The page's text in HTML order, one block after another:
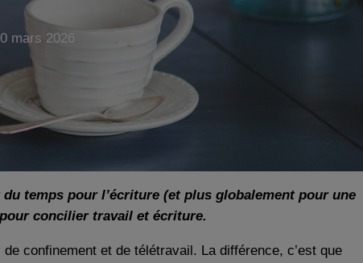
mars 2026
temps pour l’écriture (et plus globalement pour une
concilier travail et écriture.
confinement et de télétravail. La différence, c’est que